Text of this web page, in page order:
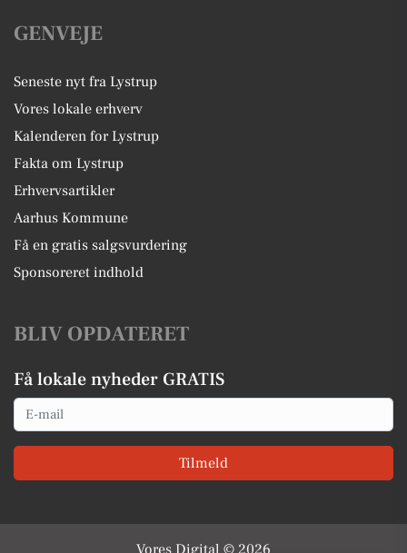
GENVEJE
Seneste nyt fra Lystrup
Vores lokale erhverv
Kalenderen for Lystrup
Fakta om Lystrup
Erhvervsartikler
Aarhus Kommune
Få en gratis salgsvurdering
Sponsoreret indhold
BLIV OPDATERET
Få lokale nyheder GRATIS
Email
Tilmeld
Vores Digital © 2026